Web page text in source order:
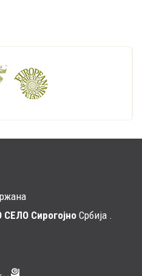
СЕЛО Сирогојно Србија .